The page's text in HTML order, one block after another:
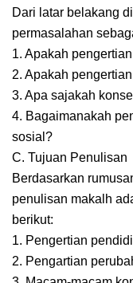
Dari latar belakang
permasalahan
1. Apakah
2. Apakah
3. Apa sajakah
4. Bagaimanakah
sosial?
C. Tujuan Penulisan
Berdasarkan
penulisan makalh
berikut:
1. Pengertian
2. Pengartian